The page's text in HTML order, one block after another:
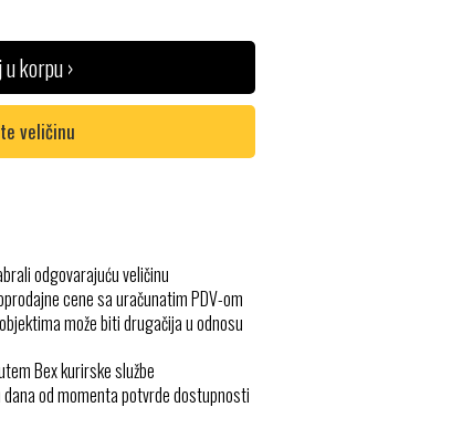
u korpu ›
veličinu
odgovarajuću veličinu
cene sa uračunatim PDV-om
može biti drugačija u odnosu
Bex kurirske službe
od momenta potvrde dostupnosti